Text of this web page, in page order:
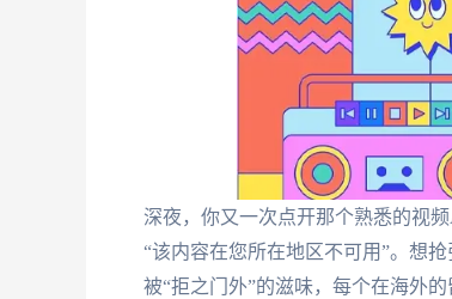
深夜，你又一次点开那个熟悉的视
“该内容在您所在地区不可用”。想
被“拒之门外”的滋味，每个在海外